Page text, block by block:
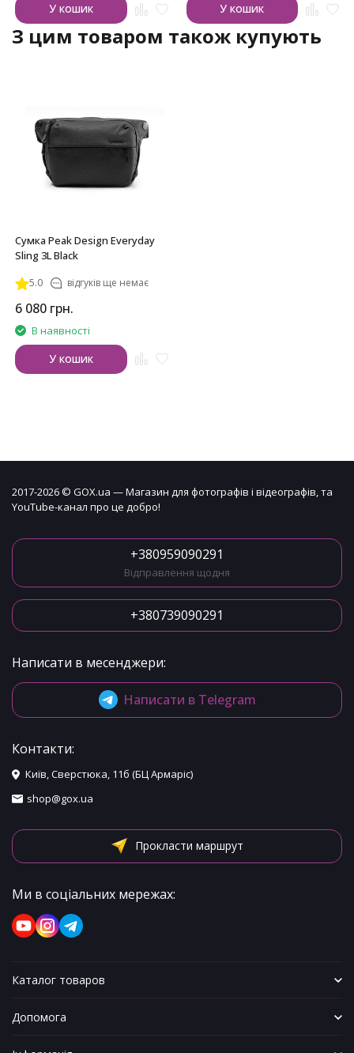
У кошик У кошик
З цим товаром також купують
Сумка Peak Design Everyday
Sling 3L Black
5.0 відгуків ще немає
6 080 грн.
В наявності
У кошик
2017-2026 © GOX.ua — Магазин для фотографів і відеографів, та
YouTube-канал про це добро!
+380959090291
Відправлення щодня
+380739090291
Написати в месенджери:
Написати в Telegram
Контакти:
Київ, Сверстюка, 11б (БЦ Армаріс)
shop@gox.ua
Прокласти маршрут
Ми в соціальних мережах:
Каталог товаров
Допомога